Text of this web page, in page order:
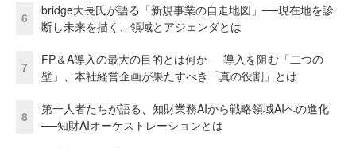
6
bridge大長氏が語る「新規事業の自走地図」──現在地を診
断し未来を描く、領域とアジェンダとは
7
FP＆A導入の最大の目的とは何か──導入を阻む「二つの
壁」、本社経営企画が果たすべき「真の役割」とは
8
第一人者たちが語る、知財業務AIから戦略領域AIへの進化
──知財AIオーケストレーションとは